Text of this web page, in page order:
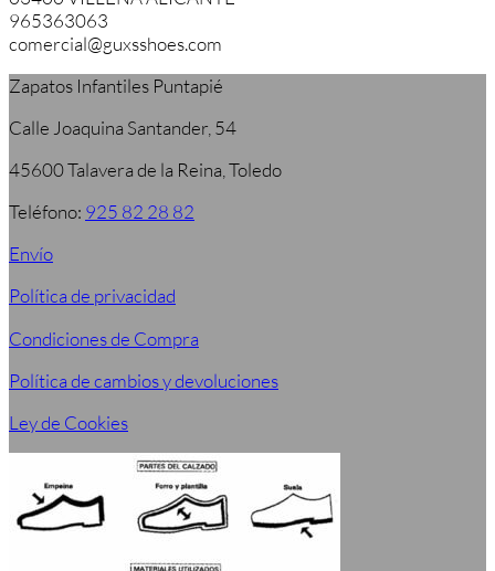
965363063
comercial@guxsshoes.com
Zapatos Infantiles Puntapié
Calle Joaquina Santander, 54
45600 Talavera de la Reina, Toledo
Teléfono: 925 82 28 82
Envío
Política de privacidad
Condiciones de Compra
Política de cambios y devoluciones
Ley de Cookies